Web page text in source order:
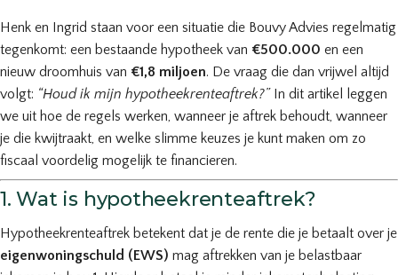
Henk en Ingrid staan voor een situatie die Bouvy Advies regelmatig
tegenkomt: een bestaande hypotheek van €500.000 en een
nieuw droomhuis van €1,8 miljoen. De vraag die dan vrijwel altijd
volgt: “Houd ik mijn hypotheekrenteaftrek?”In dit artikel leggen
we uit hoe de regels werken, wanneer je aftrek behoudt, wanneer
je die kwijtraakt, en welke slimme keuzes je kunt maken om zo
fiscaal voordelig mogelijk te financieren.
1. Wat is hypotheekrenteaftrek?
Hypotheekrenteaftrek betekent dat je de rente die je betaalt over je
eigenwoningschuld (EWS) mag aftrekken van je belastbaar